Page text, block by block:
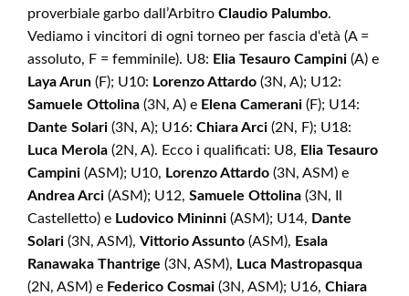
proverbiale garbo dall’Arbitro Claudio Palumbo.
Vediamo i vincitori di ogni torneo per fascia d‘età (A =
assoluto, F = femminile). U8: Elia Tesauro Campini (A) e
Laya Arun (F); U10: Lorenzo Attardo (3N, A); U12:
Samuele Ottolina (3N, A) e Elena Camerani (F); U14:
Dante Solari (3N, A); U16: Chiara Arci (2N, F); U18:
Luca Merola (2N, A). Ecco i qualificati: U8, Elia Tesauro
Campini (ASM); U10, Lorenzo Attardo (3N, ASM) e
Andrea Arci (ASM); U12, Samuele Ottolina (3N, Il
Castelletto) e Ludovico Mininni (ASM); U14, Dante
Solari (3N, ASM), Vittorio Assunto (ASM), Esala
Ranawaka Thantrige (3N, ASM), Luca Mastropasqua
(2N, ASM) e Federico Cosmai (3N, ASM); U16, Chiara